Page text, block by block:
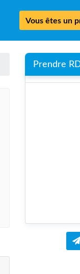
Vous êtes un
Prendre